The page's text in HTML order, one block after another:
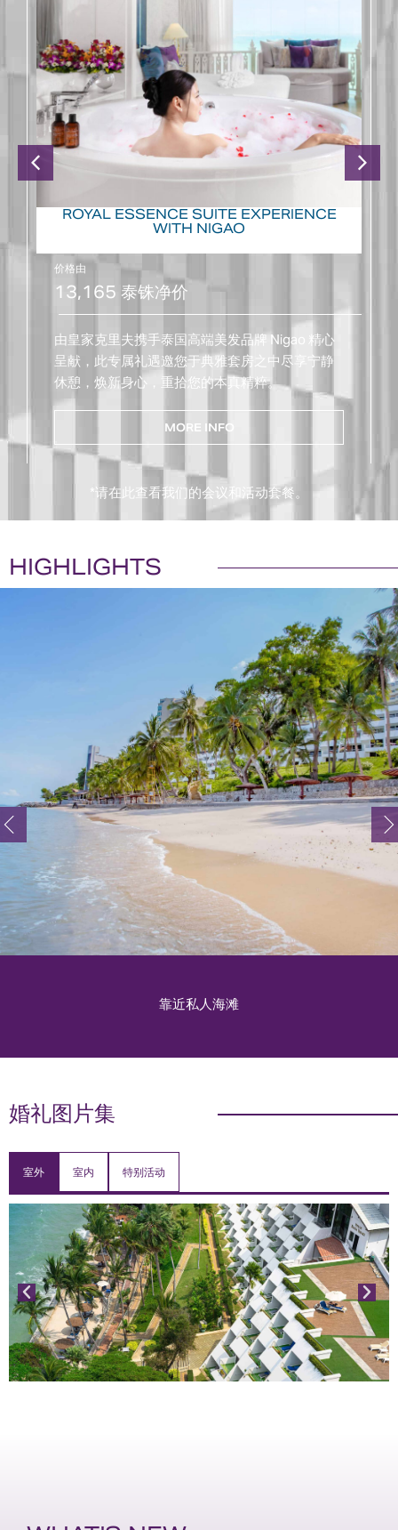
ROYAL ESSENCE SUITE EXPERIENCE
WITH NIGAO
价格由
13,165 泰铢净价
由皇家克里夫携手泰国高端美发品牌 Nigao 精心
呈献，此专属礼遇邀您于典雅套房之中尽享宁静
休憩，焕新身心，重拾您的本真精粹。
MORE INFO
*请在此查看我们的会议和活动套餐。
HIGHLIGHTS
靠近私人海滩
婚礼图片集
室外 室内 特别活动